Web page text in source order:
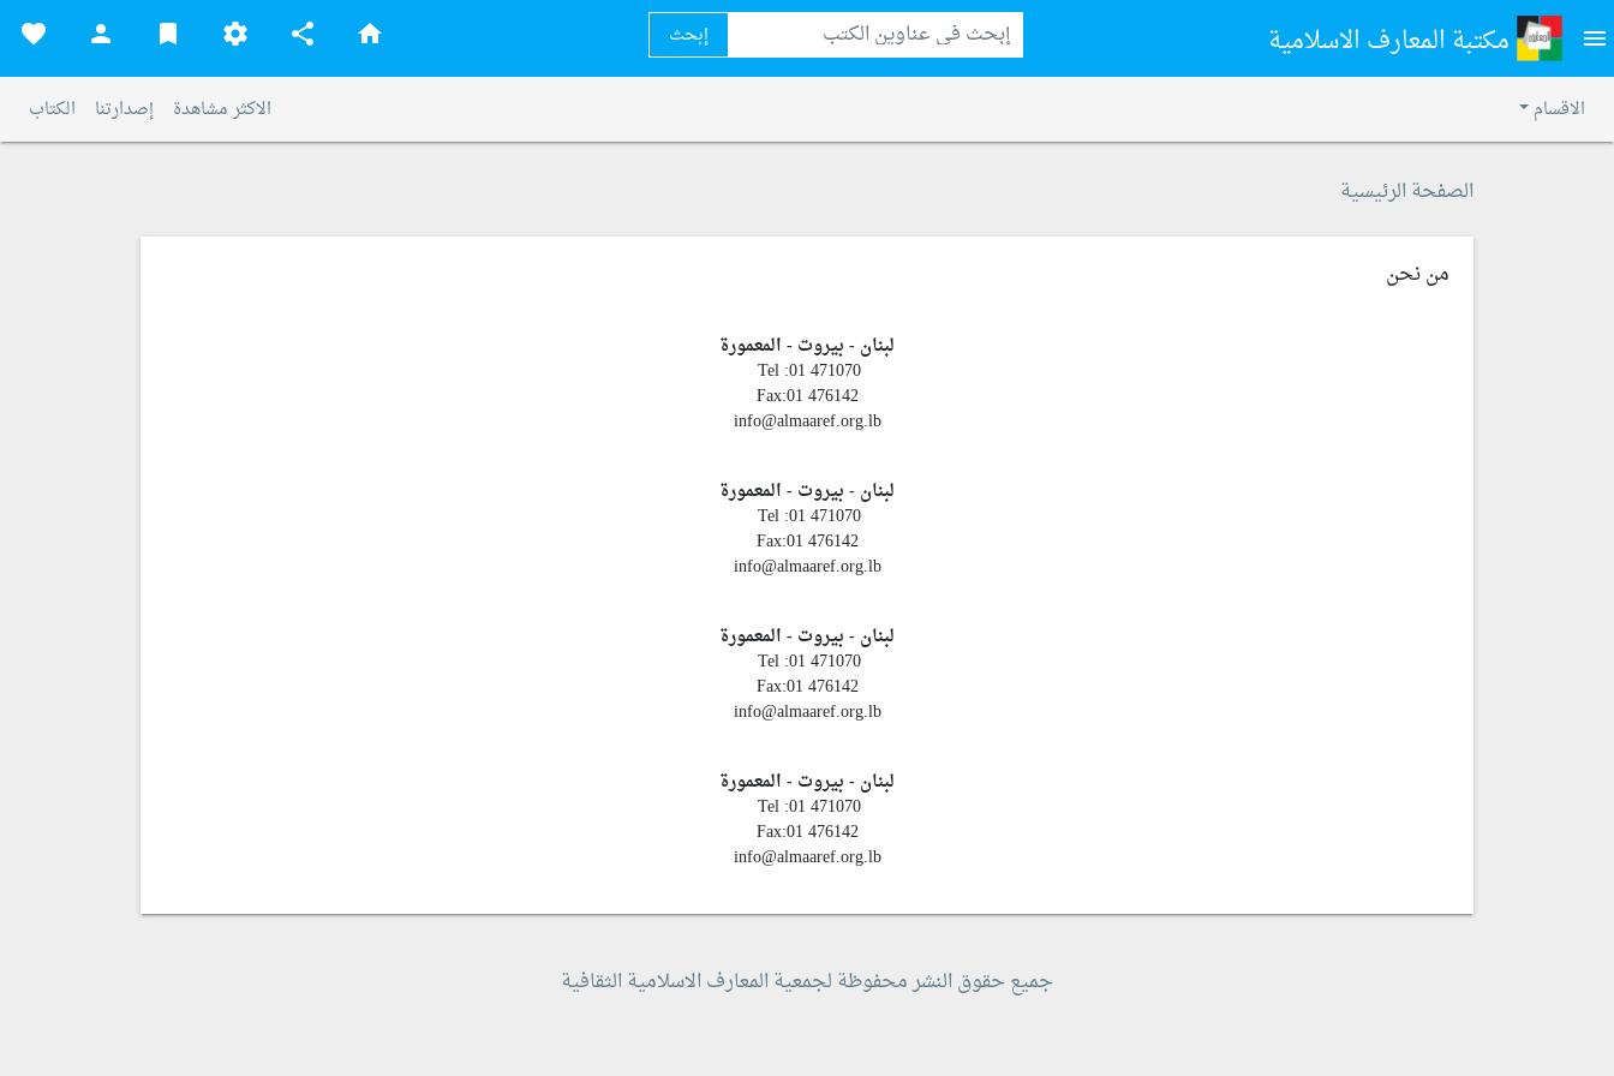
menu مكتبة المعارف الاسلامية إبحث home
share
settings
bookmark
person
favorite
الاقسام الاكثر مشاهدة إصدارتنا الكتاب
الصفحة الرئيسية
من نحن
لبنان - بيروت - المعمورة
Tel :01 471070
Fax:01 476142
info@almaaref.org.lb
لبنان - بيروت - المعمورة
Tel :01 471070
Fax:01 476142
info@almaaref.org.lb
لبنان - بيروت - المعمورة
Tel :01 471070
Fax:01 476142
info@almaaref.org.lb
لبنان - بيروت - المعمورة
Tel :01 471070
Fax:01 476142
info@almaaref.org.lb
جميع حقوق النشر محفوظة لجمعية المعارف الاسلامية الثقافية